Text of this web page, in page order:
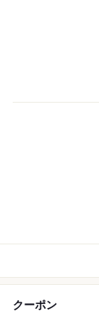
クーポン